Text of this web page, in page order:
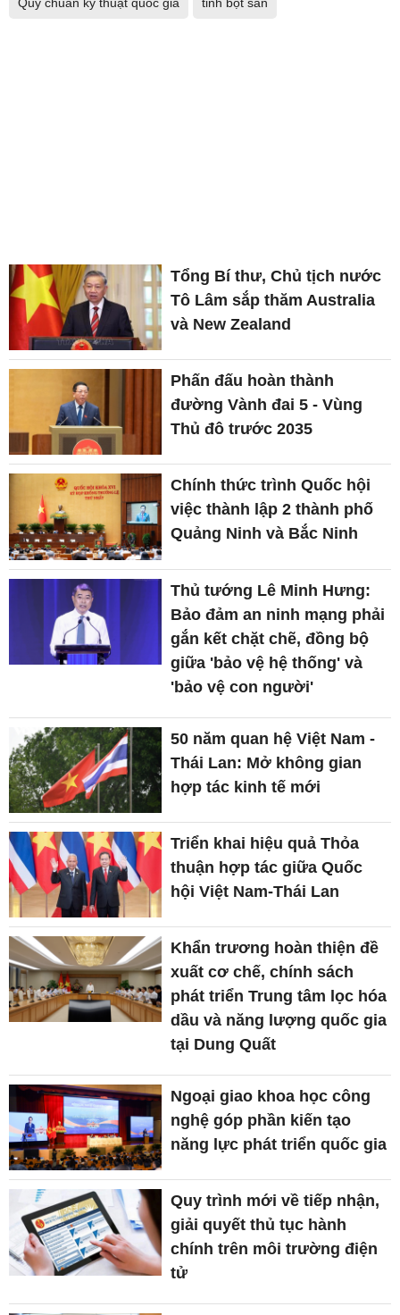
Tổng Bí thư, Chủ tịch nước
Tô Lâm sắp thăm Australia
và New Zealand
Phấn đấu hoàn thành
đường Vành đai 5 - Vùng
Thủ đô trước 2035
Chính thức trình Quốc hội
việc thành lập 2 thành phố
Quảng Ninh và Bắc Ninh
Thủ tướng Lê Minh Hưng:
Bảo đảm an ninh mạng phải
gắn kết chặt chẽ, đồng bộ
giữa 'bảo vệ hệ thống' và
'bảo vệ con người'
50 năm quan hệ Việt Nam -
Thái Lan: Mở không gian
hợp tác kinh tế mới
Triển khai hiệu quả Thỏa
thuận hợp tác giữa Quốc
hội Việt Nam-Thái Lan
Khẩn trương hoàn thiện đề
xuất cơ chế, chính sách
phát triển Trung tâm lọc hóa
dầu và năng lượng quốc gia
tại Dung Quất
Ngoại giao khoa học công
nghệ góp phần kiến tạo
năng lực phát triển quốc gia
Quy trình mới về tiếp nhận,
giải quyết thủ tục hành
chính trên môi trường điện
tử